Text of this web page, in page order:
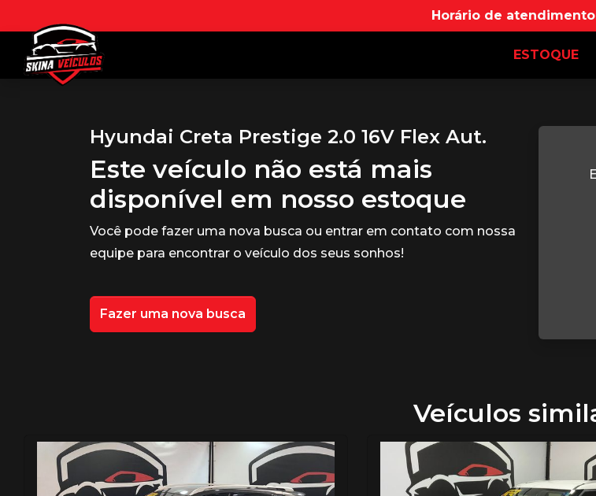
Horário de
ESTOQUE
Hyundai Creta Prestige 2.0 16V Flex Aut.
Este veículo não está mais
disponível em nosso estoque
Você pode fazer uma nova busca ou entrar em contato com nossa
equipe para encontrar o veículo dos seus sonhos!
Fazer uma nova busca
Veículos